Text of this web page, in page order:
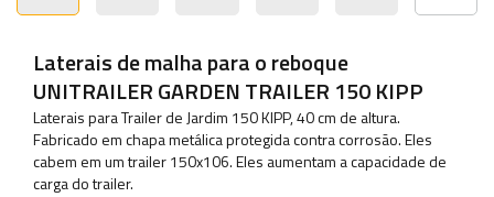
Laterais de malha para o reboque
UNITRAILER GARDEN TRAILER 150 KIPP
Laterais para Trailer de Jardim 150 KIPP, 40 cm de altura.
Fabricado em chapa metálica protegida contra corrosão. Eles
cabem em um trailer 150x106. Eles aumentam a capacidade de
carga do trailer.